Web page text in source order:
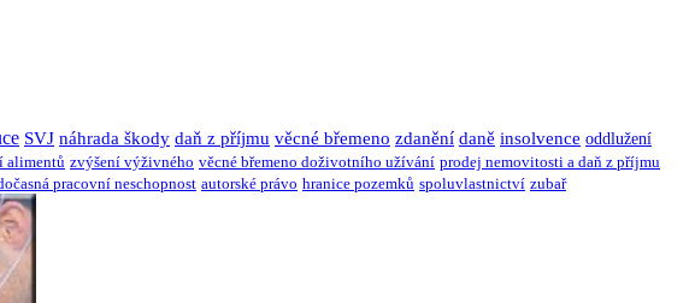
SVJ náhrada škody daň z příjmu věcné břemeno zdanění daně insolvence oddlužení
alimentů zvýšení výživného věcné břemeno doživotního užívání prodej nemovitosti a daň z příjmu
pracovní neschopnost autorské právo hranice pozemků spoluvlastnictví zubař